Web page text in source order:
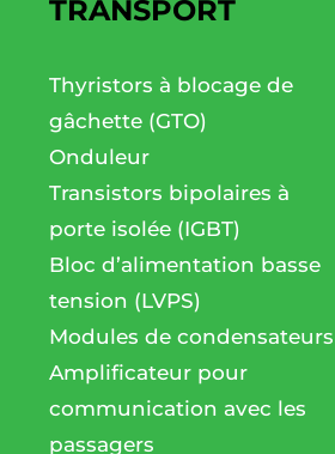
TRANSPORT
Thyristors à blocage de
gâchette (GTO)
Onduleur
Transistors bipolaires à
porte isolée (IGBT)
Bloc d’alimentation basse
tension (LVPS)
Modules de condensateurs
Amplificateur pour
communication avec les
passagers